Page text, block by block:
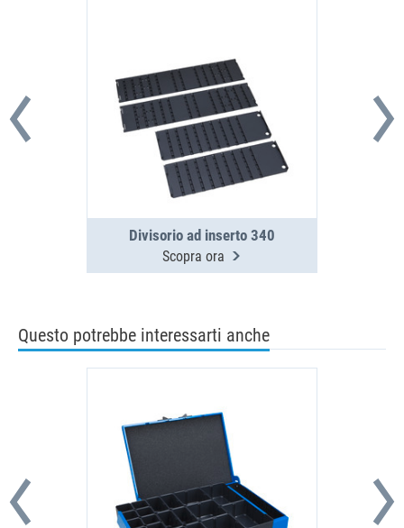
Divisorio ad inserto 340
Scopra ora
Questo potrebbe interessarti anche